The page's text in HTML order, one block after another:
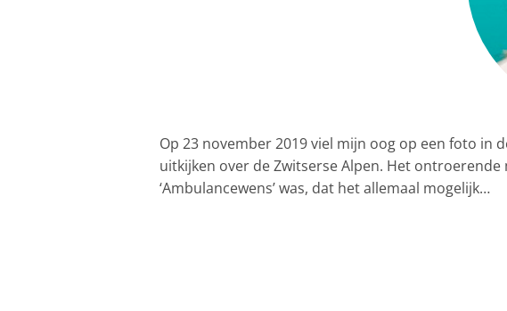
Op 23 november 2019 viel mijn oog op een foto in
uitkijken over de Zwitserse Alpen. Het
‘Ambulancewens’ was, dat het allemaal mogelijk…